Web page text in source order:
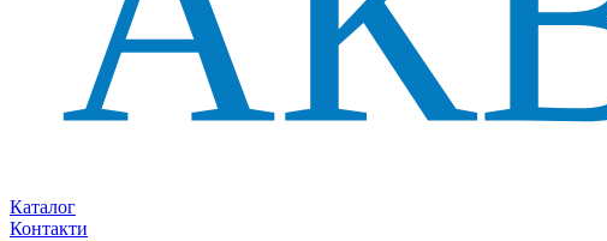
Каталог
Контакти